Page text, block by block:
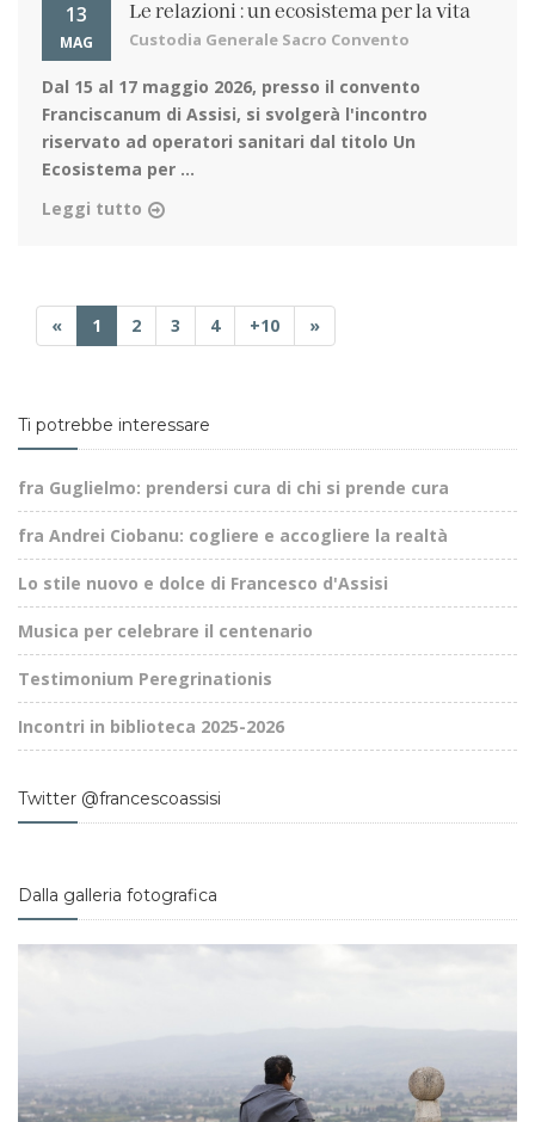
13
MAG
Le relazioni : un ecosistema per la vita
Custodia Generale Sacro Convento
Dal 15 al 17 maggio 2026, presso il convento
Franciscanum di Assisi, si svolgerà l'incontro
riservato ad operatori sanitari dal titolo Un
Ecosistema per ...
Leggi tutto
« 1 2 3 4 +10 »
Ti potrebbe interessare
fra Guglielmo: prendersi cura di chi si prende cura
fra Andrei Ciobanu: cogliere e accogliere la realtà
Lo stile nuovo e dolce di Francesco d'Assisi
Musica per celebrare il centenario
Testimonium Peregrinationis
Incontri in biblioteca 2025-2026
Twitter @francescoassisi
Dalla galleria fotografica